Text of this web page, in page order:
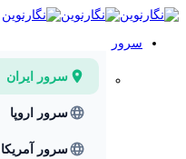
سرور
سرور ایران
سرور اروپا
سرور آمریکا